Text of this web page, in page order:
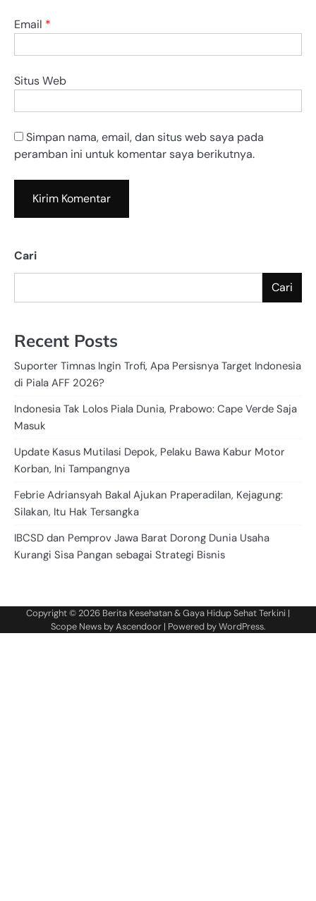
Email *
Situs Web
Simpan nama, email, dan situs web saya pada
peramban ini untuk komentar saya berikutnya.
Cari
Cari
Recent Posts
Suporter Timnas Ingin Trofi, Apa Persisnya Target Indonesia
di Piala AFF 2026?
Indonesia Tak Lolos Piala Dunia, Prabowo: Cape Verde Saja
Masuk
Update Kasus Mutilasi Depok, Pelaku Bawa Kabur Motor
Korban, Ini Tampangnya
Febrie Adriansyah Bakal Ajukan Praperadilan, Kejagung:
Silakan, Itu Hak Tersangka
IBCSD dan Pemprov Jawa Barat Dorong Dunia Usaha
Kurangi Sisa Pangan sebagai Strategi Bisnis
Copyright © 2026 Berita Kesehatan & Gaya Hidup Sehat Terkini |
Scope News byAscendoor| Powered byWordPress.